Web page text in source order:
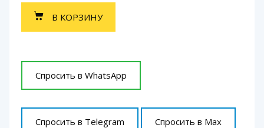
В КОРЗИНУ
Спросить в WhatsApp
Спросить в Telegram Спросить в Max